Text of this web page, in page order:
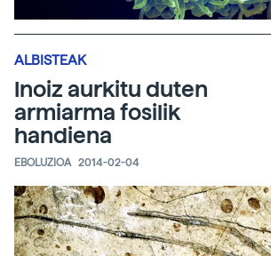
ALBISTEAK
Inoiz aurkitu duten
armiarma fosilik
handiena
EBOLUZIOA 2014-02-04